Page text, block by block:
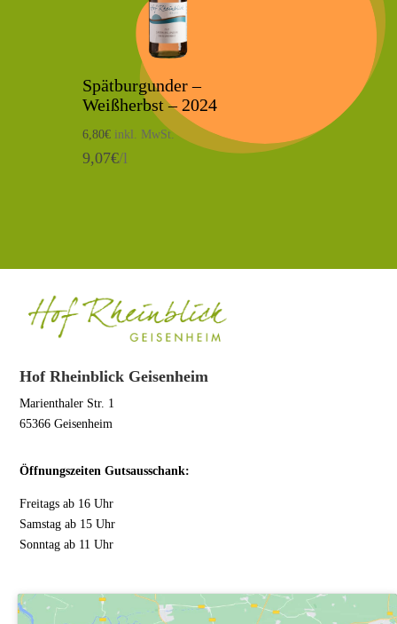
Spätburgunder –
Weißherbst – 2024
6,80€ inkl. MwSt.
9,07€/l
Hof Rheinblick Geisenheim
Marienthaler Str. 1
65366 Geisenheim
Öffnungszeiten Gutsausschank:
Freitags ab 16 Uhr
Samstag ab 15 Uhr
Sonntag ab 11 Uhr